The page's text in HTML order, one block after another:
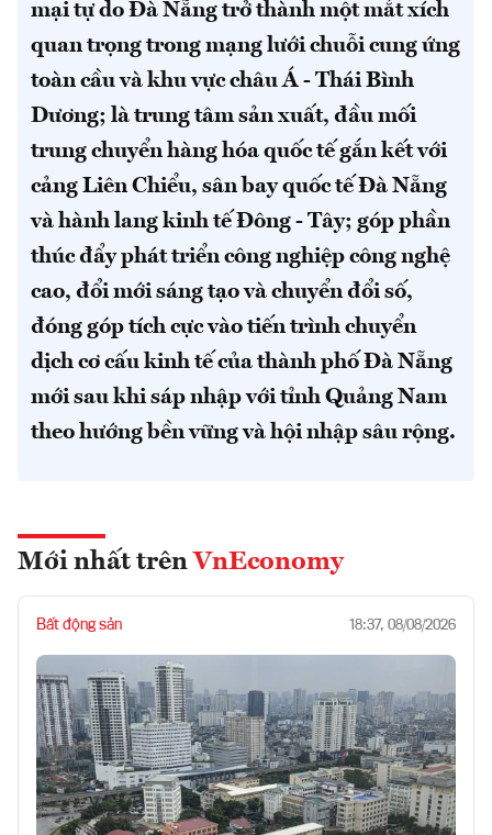
mại tự do Đà Nẵng trở thành một mắt xích
quan trọng trong mạng lưới chuỗi cung ứng
toàn cầu và khu vực châu Á - Thái Bình
Dương; là trung tâm sản xuất, đầu mối
trung chuyển hàng hóa quốc tế gắn kết với
cảng Liên Chiểu, sân bay quốc tế Đà Nẵng
và hành lang kinh tế Đông - Tây; góp phần
thúc đẩy phát triển công nghiệp công nghệ
cao, đổi mới sáng tạo và chuyển đổi số,
đóng góp tích cực vào tiến trình chuyển
dịch cơ cấu kinh tế của thành phố Đà Nẵng
mới sau khi sáp nhập với tỉnh Quảng Nam
theo hướng bền vững và hội nhập sâu rộng.
Mới nhất trên VnEconomy
Bất động sản 18:37, 08/08/2026